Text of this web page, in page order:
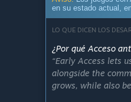
en su estado actual,
LO QUE DICEN LOS
¿Por qué Acceso
“Early Access lets
alongside the
grows, while also